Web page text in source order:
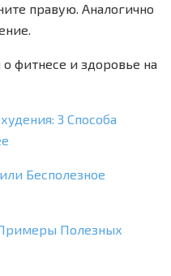
правую.Аналогично
.
фитнесе и здоровье на
3 Способа
Бесполезное
Полезных